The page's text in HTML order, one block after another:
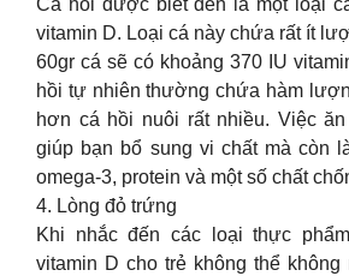
Cá hồi được biết đến là một loại
vitamin D. Loại cá này chứa rất ít
60gr cá sẽ có khoảng 370 IU
hồi tự nhiên thường chứa hàm
hơn cá hồi nuôi rất nhiều. Việc
giúp bạn bổ sung vi chất mà còn
omega-3, protein và một số chất
4. Lòng đỏ trứng
Khi nhắc đến các loại thực
vitamin D cho trẻ không thể